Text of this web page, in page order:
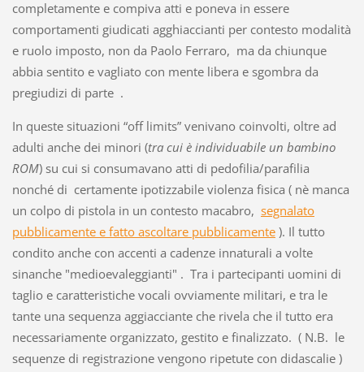
completamente e compiva atti e poneva in essere
comportamenti giudicati agghiaccianti per contesto modalità
e ruolo imposto, non da Paolo Ferraro, ma da chiunque
abbia sentito e vagliato con mente libera e sgombra da
pregiudizi di parte .
In queste situazioni “off limits” venivano coinvolti, oltre ad
adulti anche dei minori (tra cui è individuabile un bambino
ROM) su cui si consumavano atti di pedofilia/parafilia
nonché di certamente ipotizzabile violenza fisica ( nè manca
un colpo di pistola in un contesto macabro, segnalato
pubblicamente e fatto ascoltare pubblicamente). Il tutto
condito anche con accenti a cadenze innaturali a volte
sinanche "medioevaleggianti" . Tra i partecipanti uomini di
taglio e caratteristiche vocali ovviamente militari, e tra le
tante una sequenza aggiacciante che rivela che il tutto era
necessariamente organizzato, gestito e finalizzato. ( N.B. le
sequenze di registrazione vengono ripetute con didascalie )